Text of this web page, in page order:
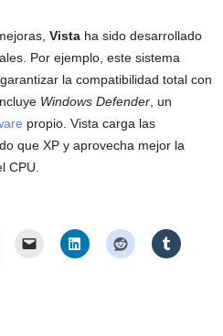
Vista ha sido desarrollado
Por ejemplo, este sistema
la compatibilidad total con
Windows Defender , un
propio. Vista carga las
que XP y aprovecha mejor la
CPU.